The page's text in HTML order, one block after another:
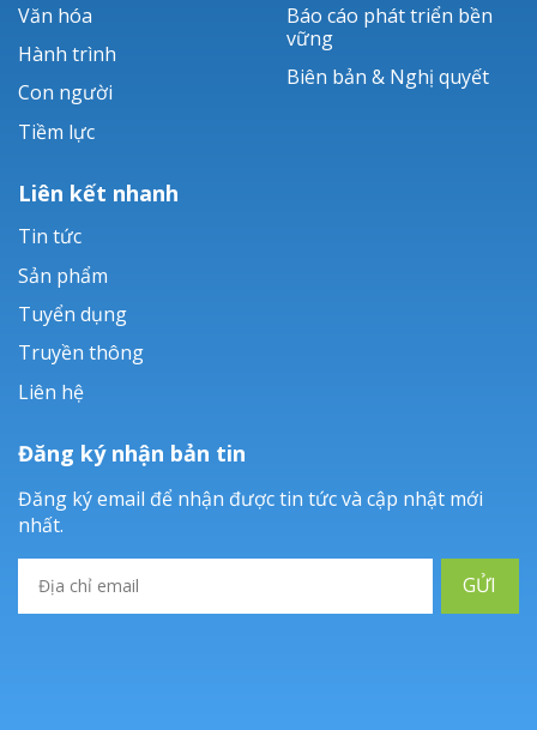
Văn hóa
Hành trình
Con người
Tiềm lực
Báo cáo phát triển bền
vững
Biên bản & Nghị quyết
Liên kết nhanh
Tin tức
Sản phẩm
Tuyển dụng
Truyền thông
Liên hệ
Đăng ký nhận bản tin
Đăng ký email để nhận được tin tức và cập nhật mới
nhất.
GỬI